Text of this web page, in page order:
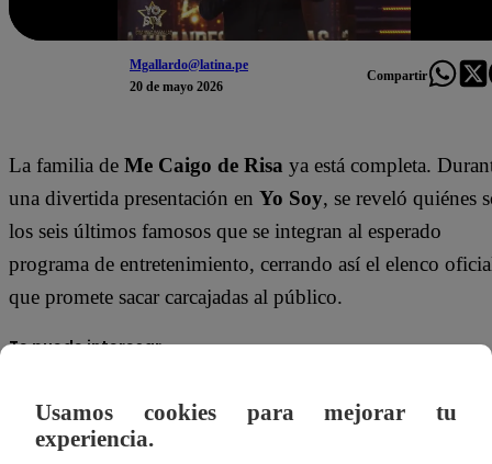
Mgallardo@latina.pe
20 de mayo 2026
Compartir
La familia de Me Caigo de Risa ya está completa.
una divertida presentación en Yo Soy, se reveló quiénes
los seis últimos famosos que se integran al esperado
programa de entretenimiento, cerrando así el elenco
que promete sacar carcajadas al público.
Te puede interesar
Tendencias
20/05/2026
Usamos cookies para mejorar tu
experiencia.